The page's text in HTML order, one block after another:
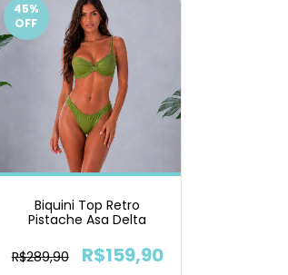
45%
OFF
Biquini Top Retro
Pistache Asa Delta
R$289,90 R$159,90